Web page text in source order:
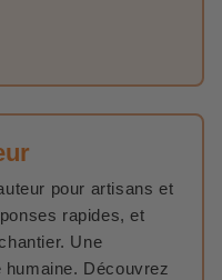
pour artisans et
rapides, et
Une
Découvrez